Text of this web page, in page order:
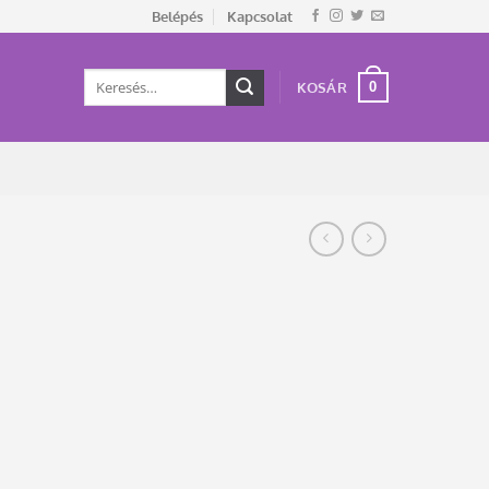
Belépés Kapcsolat
Keresés
KOSÁR 0